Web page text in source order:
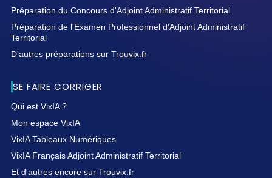
Préparation du Concours d'Adjoint Administratif Territorial
Préparation de l'Examen Professionnel d'Adjoint Administratif
Territorial
D'autres préparations sur Trouvix.fr
SE FAIRE CORRIGER
Qui est VixIA ?
Mon espace VixIA
VixIA Tableaux Numériques
VixIA Français Adjoint Administratif Territorial
Et d'autres encore sur Trouvix.fr